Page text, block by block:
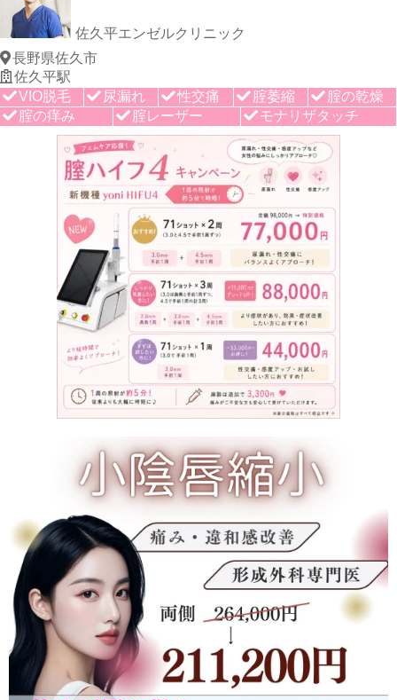
佐久平エンゼルクリニック
長野県佐久市
佐久平駅
VIO脱毛
尿漏れ 性交痛 腟萎縮
腟の乾燥
腟の痒み
腟レーザー モナリザタッチ